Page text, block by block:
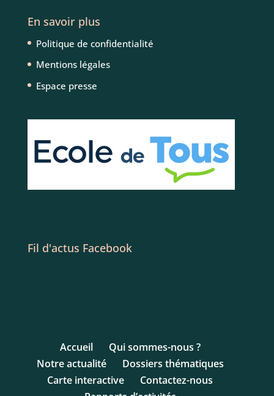
En savoir plus
Politique de confidentialité
Mentions légales
Espace presse
Fil d'actus Facebook
Accueil
Qui sommes-nous ?
Notre actualité
Dossiers thématiques
Carte interactive
Contactez-nous